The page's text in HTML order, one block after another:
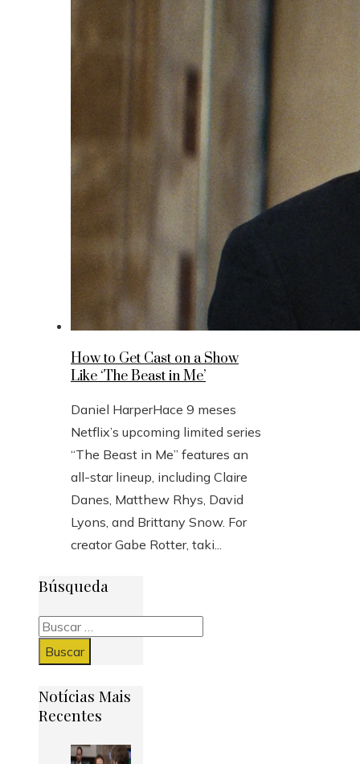
How to Get Cast on a Show
Like ‘The Beast in Me’
Daniel HarperHace 9 meses
Netflix’s upcoming limited series
“The Beast in Me” features an
all-star lineup, including Claire
Danes, Matthew Rhys, David
Lyons, and Brittany Snow. For
creator Gabe Rotter, taki...
Búsqueda
Buscar:
Notícias Mais
Recentes